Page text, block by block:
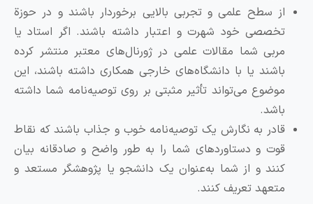
از سطح علمی و تجربی بالایی برخوردار باشند و در حوزة
تخصصی خود شهرت و اعتبار داشته باشند. اگر استاد یا
مربی شما مقالات علمی در ژورنال‌های معتبر منتشر کرده
باشند یا با دانشگاه‌های خارجی همکاری داشته باشند، این
موضوع می‌تواند تأثیر مثبتی بر روی توصیه‌نامه شما داشته
باشد.
قادر به نگارش یک توصیه‌نامه خوب و جذاب باشند که نقاط
قوت و دستاوردهای شما را به طور واضح و صادقانه بیان
کنند و از شما به‌عنوان یک دانشجو یا پژوهشگر مستعد و
متعهد تعریف کنند.